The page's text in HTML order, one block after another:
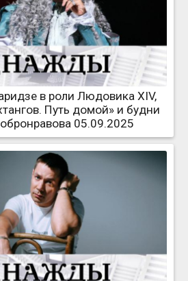
в роли Людовика XIV,
Путь домой» и будни
05.09.2025